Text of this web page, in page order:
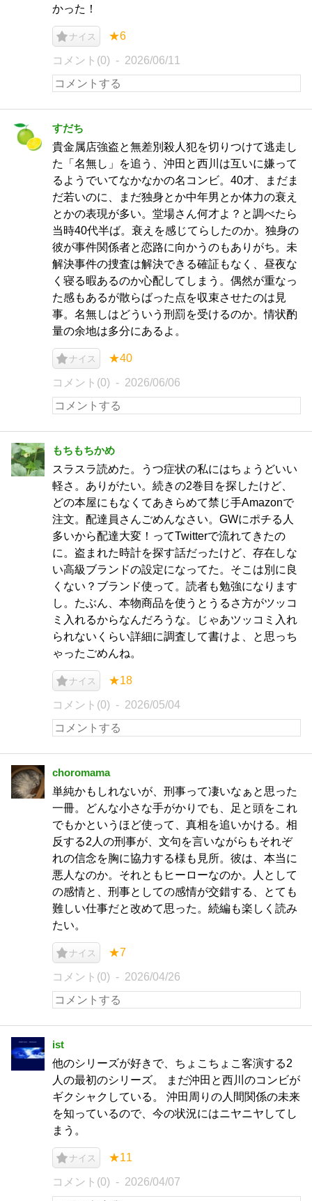
かった！
ナイス ★6
コメント(0) 2026/06/11
すだち
貴金属店強盗と無差別殺人犯を切りつけて逃走し
た「名無し」を追う、沖田と西川は互いに嫌って
るようでいてなかなかの名コンビ。40才、まだま
だ若いのに、まだ独身とか中年男とか体力の衰え
とかの表現が多い。堂場さん何才よ？と調べたら
当時40代半ば。衰えを感じてらしたのか。独身の
彼が事件関係者と恋路に向かうのもありがち。未
解決事件の捜査は解決できる確証もなく、昼夜な
く寝る暇あるのか心配してしまう。偶然が重なっ
た感もあるが散らばった点を収束させたのは見
事。名無しはどういう刑罰を受けるのか。情状酌
量の余地は多分にあるよ。
ナイス ★40
コメント(0) 2026/06/06
もちもちかめ
スラスラ読めた。うつ症状の私にはちょうどいい
軽さ。ありがたい。続きの2巻目を探したけど、
どの本屋にもなくてあきらめて禁じ手Amazonで
注文。配達員さんごめんなさい。GWにポチる人
多いから配達大変！ってTwitterで流れてきたの
に。盗まれた時計を探す話だったけど、存在しな
い高級ブランドの設定になってた。そこは別に良
くない？ブランド使って。読者も勉強になります
し。たぶん、本物商品を使うとうるさ方がツッコ
ミ入れるからなんだろうな。じゃあツッコミ入れ
られないくらい詳細に調査して書けよ、と思っち
ゃったごめんね。
ナイス ★18
コメント(0) 2026/05/04
choromama
単純かもしれないが、刑事って凄いなぁと思った
一冊。どんな小さな手がかりでも、足と頭をこれ
でもかというほど使って、真相を追いかける。相
反する2人の刑事が、文句を言いながらもそれぞ
れの信念を胸に協力する様も見所。彼は、本当に
悪人なのか。それともヒーローなのか。人として
の感情と、刑事としての感情が交錯する、とても
難しい仕事だと改めて思った。続編も楽しく読み
たい。
ナイス ★7
コメント(0) 2026/04/26
ist
他のシリーズが好きで、ちょこちょこ客演する2
人の最初のシリーズ。 まだ沖田と西川のコンビが
ギクシャクしている。 沖田周りの人間関係の未来
を知っているので、今の状況にはニヤニヤしてし
まう。
ナイス ★11
コメント(0) 2026/04/07